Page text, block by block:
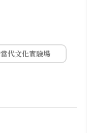
代文化實驗場